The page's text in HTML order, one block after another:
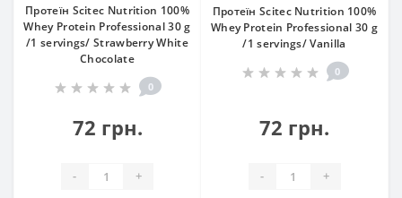
Протеїн Scitec Nutrition 100%
Whey Protein Professional 30 g
/1 servings/ Strawberry White
Chocolate
0
72 грн.
- +
Протеїн Scitec Nutrition 100%
Whey Protein Professional 30 g
/1 servings/ Vanilla
0
72 грн.
- +